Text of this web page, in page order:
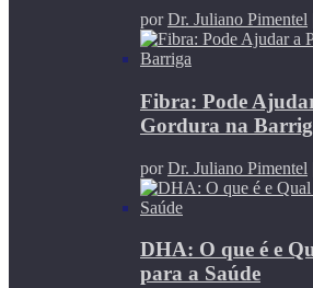
porDr. Juliano Pimentel
Fibra: Pode
Gordura na
porDr. Juliano Pimentel
DHA: O que é e
para a Saúde